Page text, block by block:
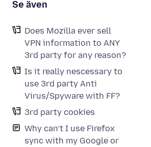
Se även
Does Mozilla ever sell
VPN information to ANY
3rd party for any reason?
Is it really nescessary to
use 3rd party Anti
Virus/Spyware with FF?
3rd party cookies
Why can’t I use Firefox
sync with my Google or